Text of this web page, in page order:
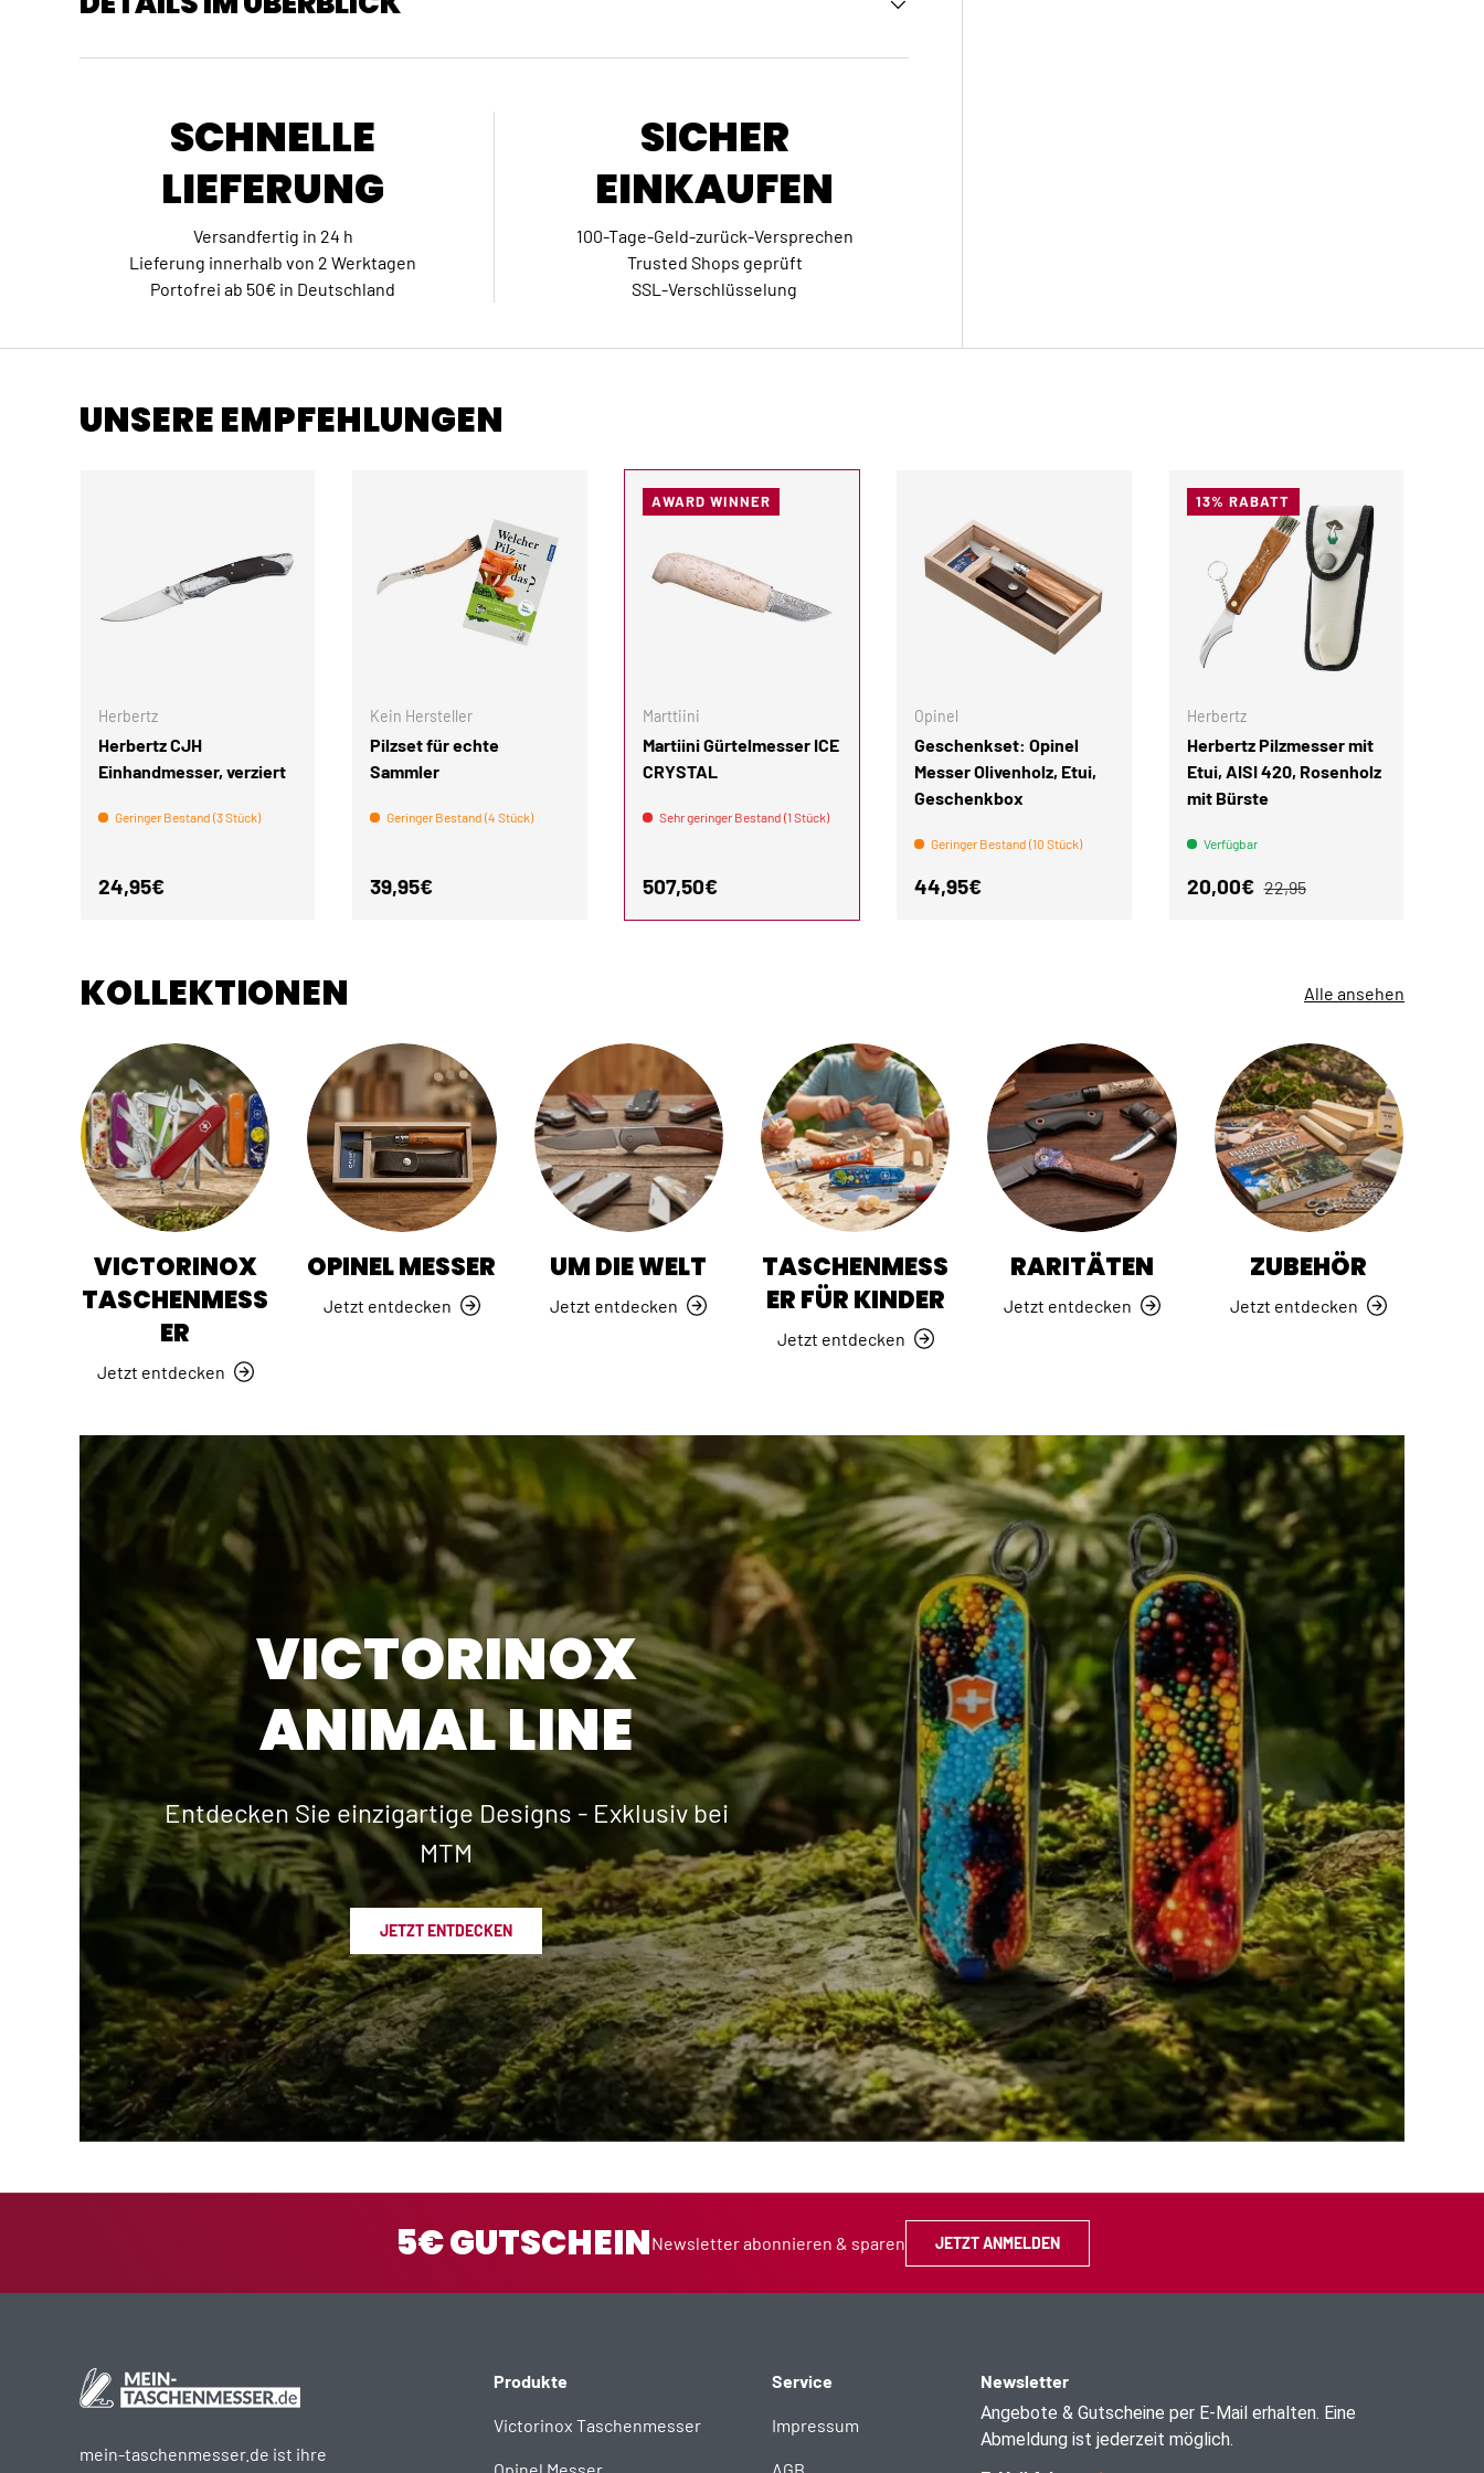
SCHNELLE
LIEFERUNG
Versandfertig in 24 h
Lieferung innerhalb von 2 Werktagen
Portofrei ab 50€ in Deutschland
SICHER
EINKAUFEN
100-Tage-Geld-zurück-Versprechen
Trusted Shops geprüft
SSL-Verschlüsselung
UNSERE EMPFEHLUNGEN
Herbertz
Herbertz CJH
Einhandmesser, verziert
Geringer Bestand (3 Stück)
Normaler Preis
24,95€
Kein Hersteller
Pilzset für echte
Sammler
Geringer Bestand (4 Stück)
Normaler Preis
39,95€
AWARD WINNER
Marttiini
Martiini Gürtelmesser ICE
CRYSTAL
Sehr geringer Bestand (1 Stück)
Normaler Preis
507,50€
Opinel
Geschenkset: Opinel
Messer Olivenholz, Etui,
Geschenkbox
Geringer Bestand (10 Stück)
Normaler Preis
44,95€
IN DEN WARENKORB
13% RABATT
Herbertz
Herbertz Pilzmesser mit
Etui, AISI 420, Rosenholz
mit Bürste
Verfügbar
Verkaufspreis
20,00€ Normaler Preis
22,95
IN DEN WARENKORB
KOLLEKTIONEN Alle ansehen
VICTORINOX
TASCHENMESS
ER
Jetzt entdecken
OPINEL MESSER
Jetzt entdecken
UM DIE WELT
Jetzt entdecken
TASCHENMESS
ER FÜR KINDER
Jetzt entdecken
RARITÄTEN
Jetzt entdecken
ZUBEHÖR
Jetzt entdecken
VICTORINOX
ANIMAL LINE
Entdecken Sie einzigartige Designs - Exklusiv bei
MTM
JETZT ENTDECKEN
5€ GUTSCHEINNewsletter abonnieren & sparen JETZT ANMELDEN
mein-taschenmesser.de ist ihre
Produkte
Victorinox Taschenmesser
Service
Impressum
Newsletter
Angebote & Gutscheine per E-Mail erhalten. Eine
Abmeldung ist jederzeit möglich.